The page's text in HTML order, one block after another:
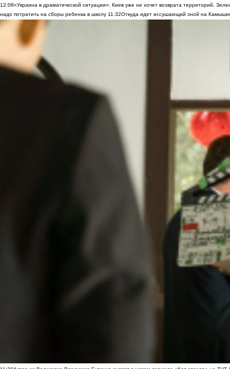
12:08«Украина в драматической ситуации»: Киев уже не хочет возврата территорий,
надо потратить на сборы ребенка в школу 11:32Откуда идет иссушающий зной на